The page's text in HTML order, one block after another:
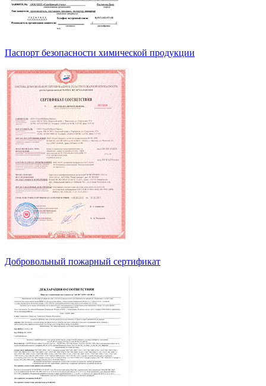
Паспорт безопасности химической продукции
Добровольный пожарный сертификат